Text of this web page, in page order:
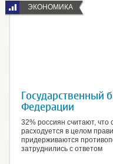
ЭКОНОМИКА
Государственный
Федерации
32% россиян считают, что
расходуется в целом
придерживаются
затруднились с ответом